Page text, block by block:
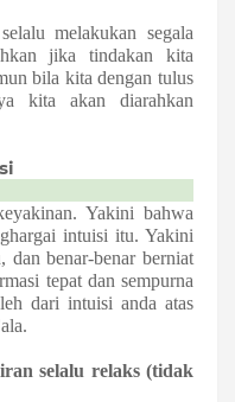
melakukan segala
jika tindakan kita
bila kita dengan tulus
kita akan diarahkan
Yakini bahwa
intuisi itu. Yakini
dan benar-benar berniat
tepat dan sempurna
dari intuisi anda atas
selalu relaks (tidak